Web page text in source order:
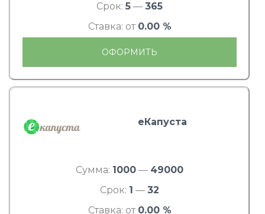
Срок: 5 — 365
Ставка: от 0.00 %
ОФОРМИТЬ
еКапуста
Сумма: 1000 — 49000
Срок: 1 — 32
Ставка: от 0.00 %